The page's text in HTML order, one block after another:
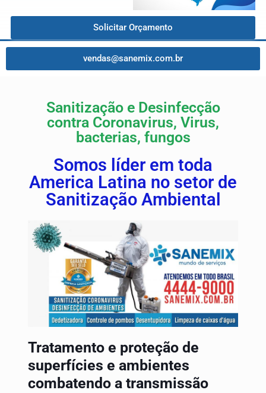
Solicitar Orçamento
vendas@sanemix.com.br
Sanitização e Desinfecção
contra Coronavirus, Virus,
bacterias, fungos
Somos líder em toda
America Latina no setor de
Sanitização Ambiental
Tratamento e proteção de
superfícies e ambientes
combatendo a transmissão